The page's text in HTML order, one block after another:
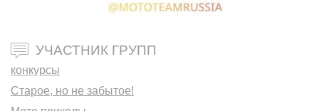
УЧАСТНИК ГРУПП
конкурсы
Старое, но не забытое!